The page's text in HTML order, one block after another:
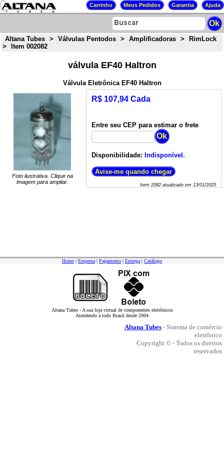
Altana Tubes > Válvulas Pentodos > Amplificadoras >
RimLock
>
Item 002082
válvula EF40 Haltron
Válvula Eletrônica EF40 Haltron
Foto ilustrativa. Clique na
imagem para ampliar.
R$ 107,94 Cada
Entre seu CEP para estimar o frete
Disponibilidade: Indisponível.
Item 2082atualizado em 13/01/2025
Home | Empresa | Pagamento | Entrega | Catálogo
Altana Tubes - A sua loja virtual de componentes eletrônicos
Atendendo a todo Brasil desde 2004
Altana Tubes- Sistema de comércio
eletrônico
Copyright © - Todos os direitos
reservados